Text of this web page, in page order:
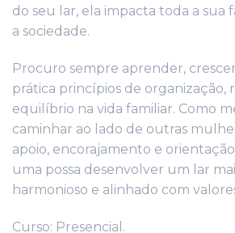
do seu lar, ela impacta toda a sua
a sociedade.
Procuro sempre aprender,
prática princípios de organização,
equilíbrio na vida familiar. Como
caminhar ao lado de outras
apoio, encorajamento e
uma possa desenvolver um lar
harmonioso e alinhado com
Curso: Presencial.